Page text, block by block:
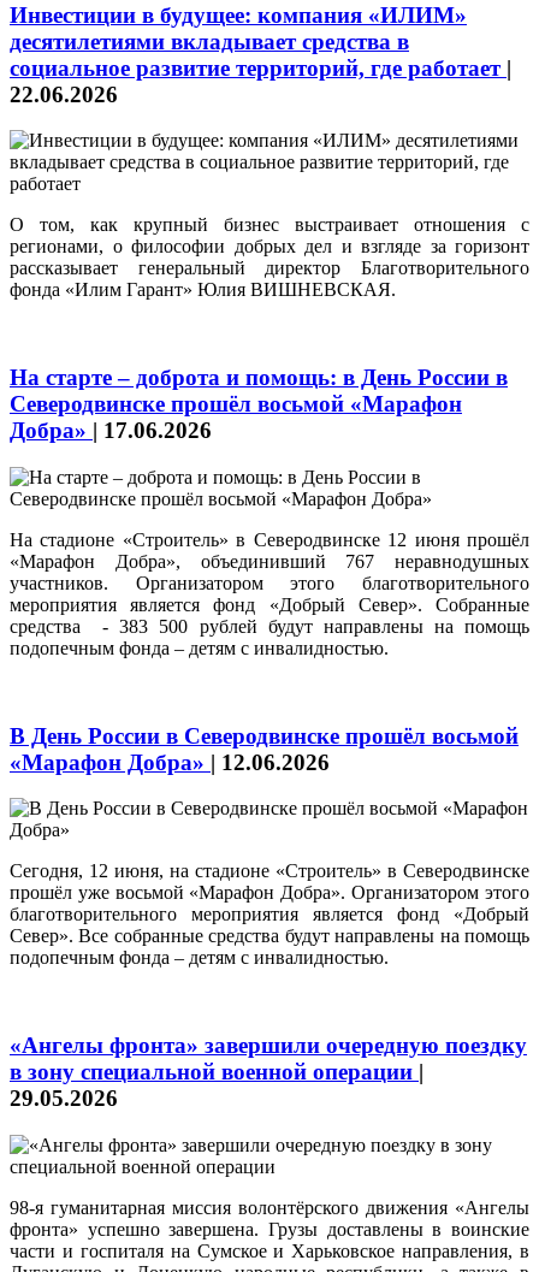
Инвестиции в будущее: компания «ИЛИМ»
десятилетиями вкладывает средства в
социальное развитие территорий, где работает |
22.06.2026
О том, как крупный бизнес выстраивает отношения с
регионами, о философии добрых дел и взгляде за горизонт
рассказывает генеральный директор Благотворительного
фонда «Илим Гарант» Юлия ВИШНЕВСКАЯ.
На старте – доброта и помощь: в День России в
Северодвинске прошёл восьмой «Марафон
Добра» | 17.06.2026
На стадионе «Строитель» в Северодвинске 12 июня прошёл
«Марафон Добра», объединивший 767 неравнодушных
участников. Организатором этого благотворительного
мероприятия является фонд «Добрый Север». Собранные
средства - 383 500 рублей будут направлены на помощь
подопечным фонда – детям с инвалидностью.
В День России в Северодвинске прошёл восьмой
«Марафон Добра» | 12.06.2026
Сегодня, 12 июня, на стадионе «Строитель» в Северодвинске
прошёл уже восьмой «Марафон Добра». Организатором этого
благотворительного мероприятия является фонд «Добрый
Север». Все собранные средства будут направлены на помощь
подопечным фонда – детям с инвалидностью.
«Ангелы фронта» завершили очередную поездку
в зону специальной военной операции |
29.05.2026
98-я гуманитарная миссия волонтёрского движения «Ангелы
фронта» успешно завершена. Грузы доставлены в воинские
части и госпиталя на Сумское и Харьковское направления, в